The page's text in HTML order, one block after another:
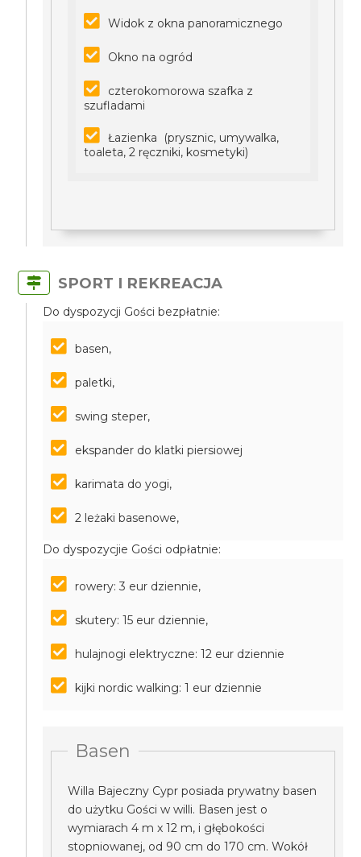
Widok z okna panoramicznego
Okno na ogród
czterokomorowa szafka z
szufladami
Łazienka (prysznic, umywalka,
toaleta, 2 ręczniki, kosmetyki)
SPORT I REKREACJA
Do dyspozycji Gości bezpłatnie:
basen,
paletki,
swing steper,
ekspander do klatki piersiowej
karimata do yogi,
2 leżaki basenowe,
Do dyspozycjie Gości odpłatnie:
rowery: 3 eur dziennie,
skutery: 15 eur dziennie,
hulajnogi elektryczne: 12 eur dziennie
kijki nordic walking: 1 eur dziennie
Basen
Willa Bajeczny Cypr posiada prywatny basen
do użytku Gości w willi. Basen jest o
wymiarach 4 m x 12 m, i głębokości
stopniowanej, od 90 cm do 170 cm. Wokół